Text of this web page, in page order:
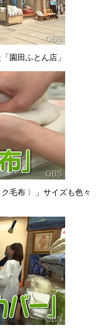
園田ふとん店」
毛布 〉」サイズも色々